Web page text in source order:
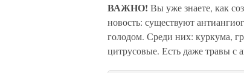
ВАЖНО! Вы уже знаете, как
новость: существуют
голодом. Среди них: куркума,
цитрусовые. Есть даже травы